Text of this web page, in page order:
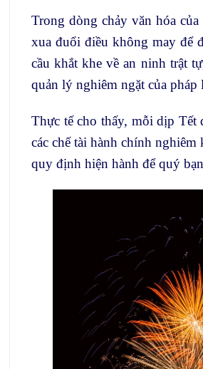
Trong dòng chảy văn hóa
xua đuổi điều không may để
cầu khắt khe về an ninh trật
quản lý nghiêm ngặt của pháp
Thực tế cho thấy, mỗi dịp
các chế tài hành chính
quy định hiện hành để quý